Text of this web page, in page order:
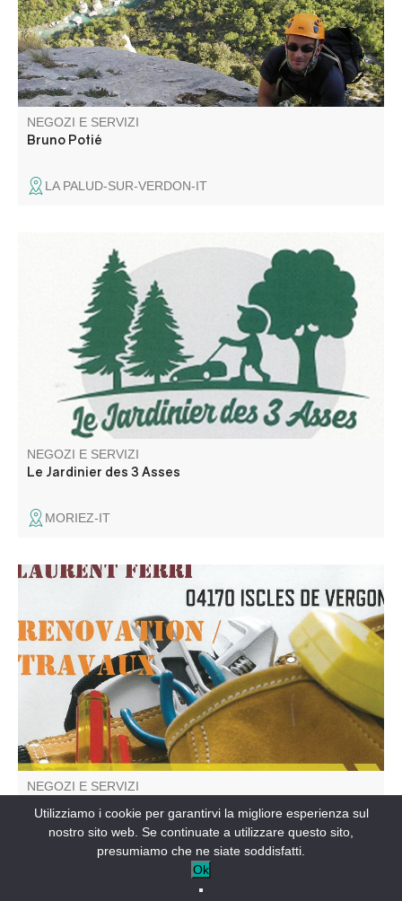
NEGOZI E SERVIZI
Bruno Potié
LA PALUD-SUR-VERDON-IT
Sviluppo di spazi verdi
NEGOZI E SERVIZI
Le Jardinier des 3 Asses
MORIEZ-IT
LF'ELEC, elettricista, servizio di guasto, ristrutturazione, vi
offre anche diversi servizi in caso di bisogno
NEGOZI E SERVIZI
VERGONS-IT
Utilizziamo i cookie per garantirvi la migliore esperienza sul
nostro sito web. Se continuate a utilizzare questo sito,
presumiamo che ne siate soddisfatti.
Ok